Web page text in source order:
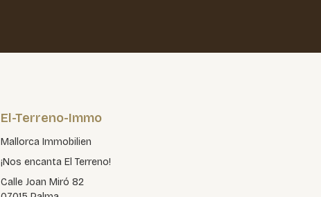
El-Terreno-Immo
Mallorca Immobilien
¡Nos encanta El Terreno!
Calle Joan Miró 82